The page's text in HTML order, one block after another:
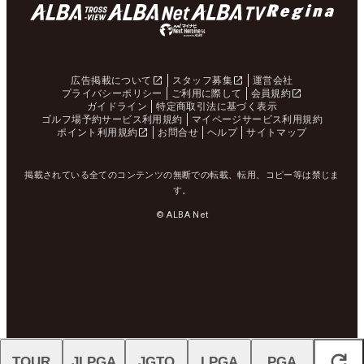
広告掲載について スタッフ募集
運営会社
プライバシーポリシー
ご利用に際して
会員規約
ガイドライン
特定商取引法に基づく表示
ゴルフ場予約サービス利用規約
マイページサービス利用規約
ポイント利用規約
お問合せ ヘルプ サイトマップ
掲載されている全てのコンテンツの無断での転載、転用、コピー等は禁じま
す。
© ALBA Net